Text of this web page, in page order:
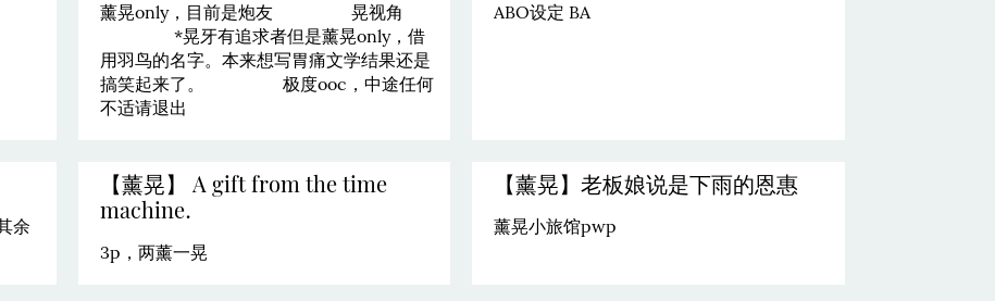
薰晃only，目前是炮友 晃视角
*晃牙有追求者但是薰晃only，借
用羽鸟的名字。本来想写胃痛文学结果还是
搞笑起来了。 极度ooc，中途任何
不适请退出
ABO设定 BA
余
【薰晃】 A gift from the time
machine.
3p，两薰一晃
【薰晃】老板娘说是下雨的恩惠
薰晃小旅馆pwp